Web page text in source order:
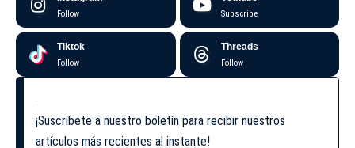
¡Suscríbete a nuestro boletín para recibir nuestros
artículos más recientes al instante!